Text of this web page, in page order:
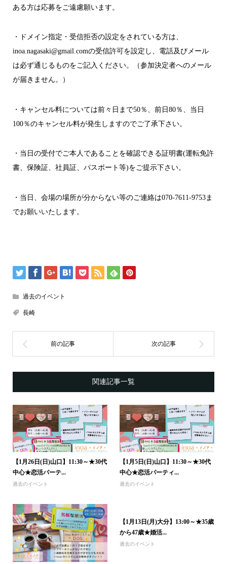
ある方は応募をご遠慮願います。
・ドメイン指定・受信拒否の設定をされている方は、
inoa.nagasaki@gmail.comの受信許可を設定し、電話及びメール
は必ず通じるものをご記入ください。（参加決定者へのメール
が届きません。）
・キャンセル料については前々日まで50％、前日80％、当日
100％のキャンセル料が発生しますのでご了承下さい。
・当日の受付でご本人であることを確認できる証明書(運転免許
書、保険証、社員証、パスポート等)をご提示下さい。
・当日、会場の場所が分からない等のご連絡は070-7611-9753ま
でお願いいたします。
過去のイベント
長崎
関連記事一覧
【1月26日(日)山口】11:30～★30代
中心★恋活パーテ...
過去のイベント
【1月5日(日)山口】11:30～★30代
中心★恋活パーティ...
過去のイベント
【1月13日(月)大分】13:00～★35歳
から47歳★婚活...
過去のイベント